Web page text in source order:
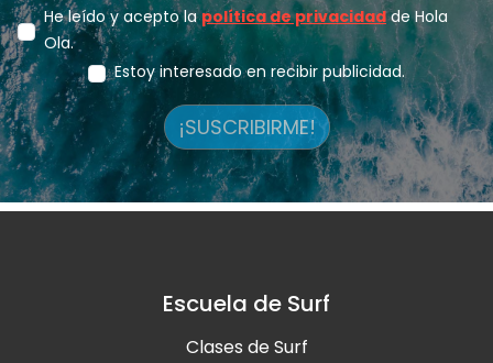
He leído y acepto lapolítica de privacidadde Hola
Ola.
Estoy interesado en recibir publicidad.
¡SUSCRIBIRME!
Escuela de Surf
Clases de Surf